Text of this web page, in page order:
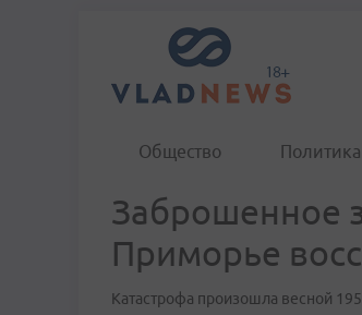
Общество Политика
Заброшенное
Приморье
Катастрофа произошла весной